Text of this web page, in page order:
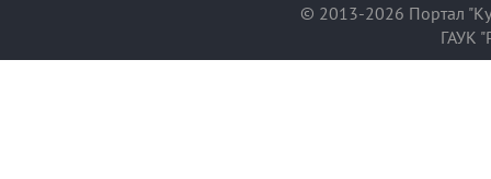
© 2013-2026 Портал
ГАУК